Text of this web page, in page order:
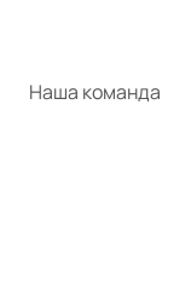
Наша команда